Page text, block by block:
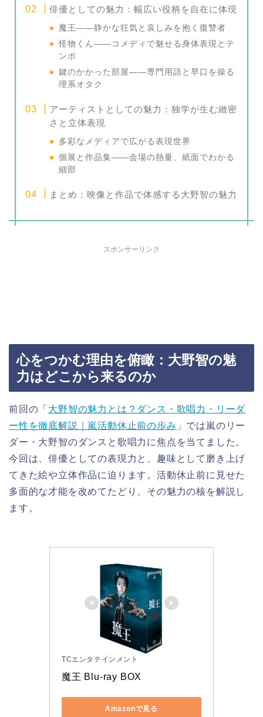
俳優としての魅力：幅広い役柄を自在に体現
魔王――静かな狂気と哀しみを抱く復讐者
怪物くん――コメディで魅せる身体表現とテ
ンポ
鍵のかかった部屋――専門用語と早口を操る
理系オタク
アーティストとしての魅力：独学が生む緻密
さと立体表現
多彩なメディアで広がる表現世界
個展と作品集――会場の熱量、紙面でわかる
細部
まとめ：映像と作品で体感する大野智の魅力
スポンサーリンク
心をつかむ理由を俯瞰：大野智の魅
力はどこから来るのか
前回の「 大野智の魅力とは？ダンス・歌唱力・リーダ
ー性を徹底解説｜嵐活動休止前の歩み 」では嵐のリー
ダー・大野智のダンスと歌唱力に焦点を当てました。
今回は、俳優としての表現力と、趣味として磨き上げ
てきた絵や立体作品に迫ります。活動休止前に見せた
多面的な才能を改めてたどり、その魅力の核を解説し
ます。
TCエンタテインメント
魔王 Blu-ray BOX
Amazonで見る